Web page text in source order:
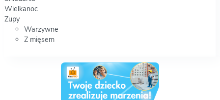
Wielkanoc
Zupy
Warzywne
Z mięsem